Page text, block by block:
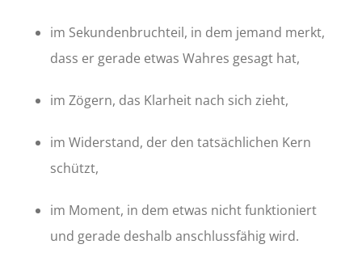
im Sekundenbruchteil, in dem jemand merkt,
dass er gerade etwas Wahres gesagt hat,
im Zögern, das Klarheit nach sich zieht,
im Widerstand, der den tatsächlichen Kern
schützt,
im Moment, in dem etwas nicht funktioniert
und gerade deshalb anschlussfähig wird.